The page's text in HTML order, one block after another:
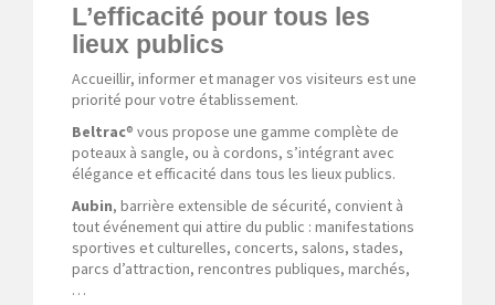
L’efficacité pour tous les
lieux publics
Accueillir, informer et manager vos visiteurs est une
priorité pour votre établissement.
Beltrac® vous propose une gamme complète de
poteaux à sangle, ou à cordons, s’intégrant avec
élégance et efficacité dans tous les lieux publics.
Aubin, barrière extensible de sécurité, convient à
tout événement qui attire du public : manifestations
sportives et culturelles, concerts, salons, stades,
parcs d’attraction, rencontres publiques, marchés,
…